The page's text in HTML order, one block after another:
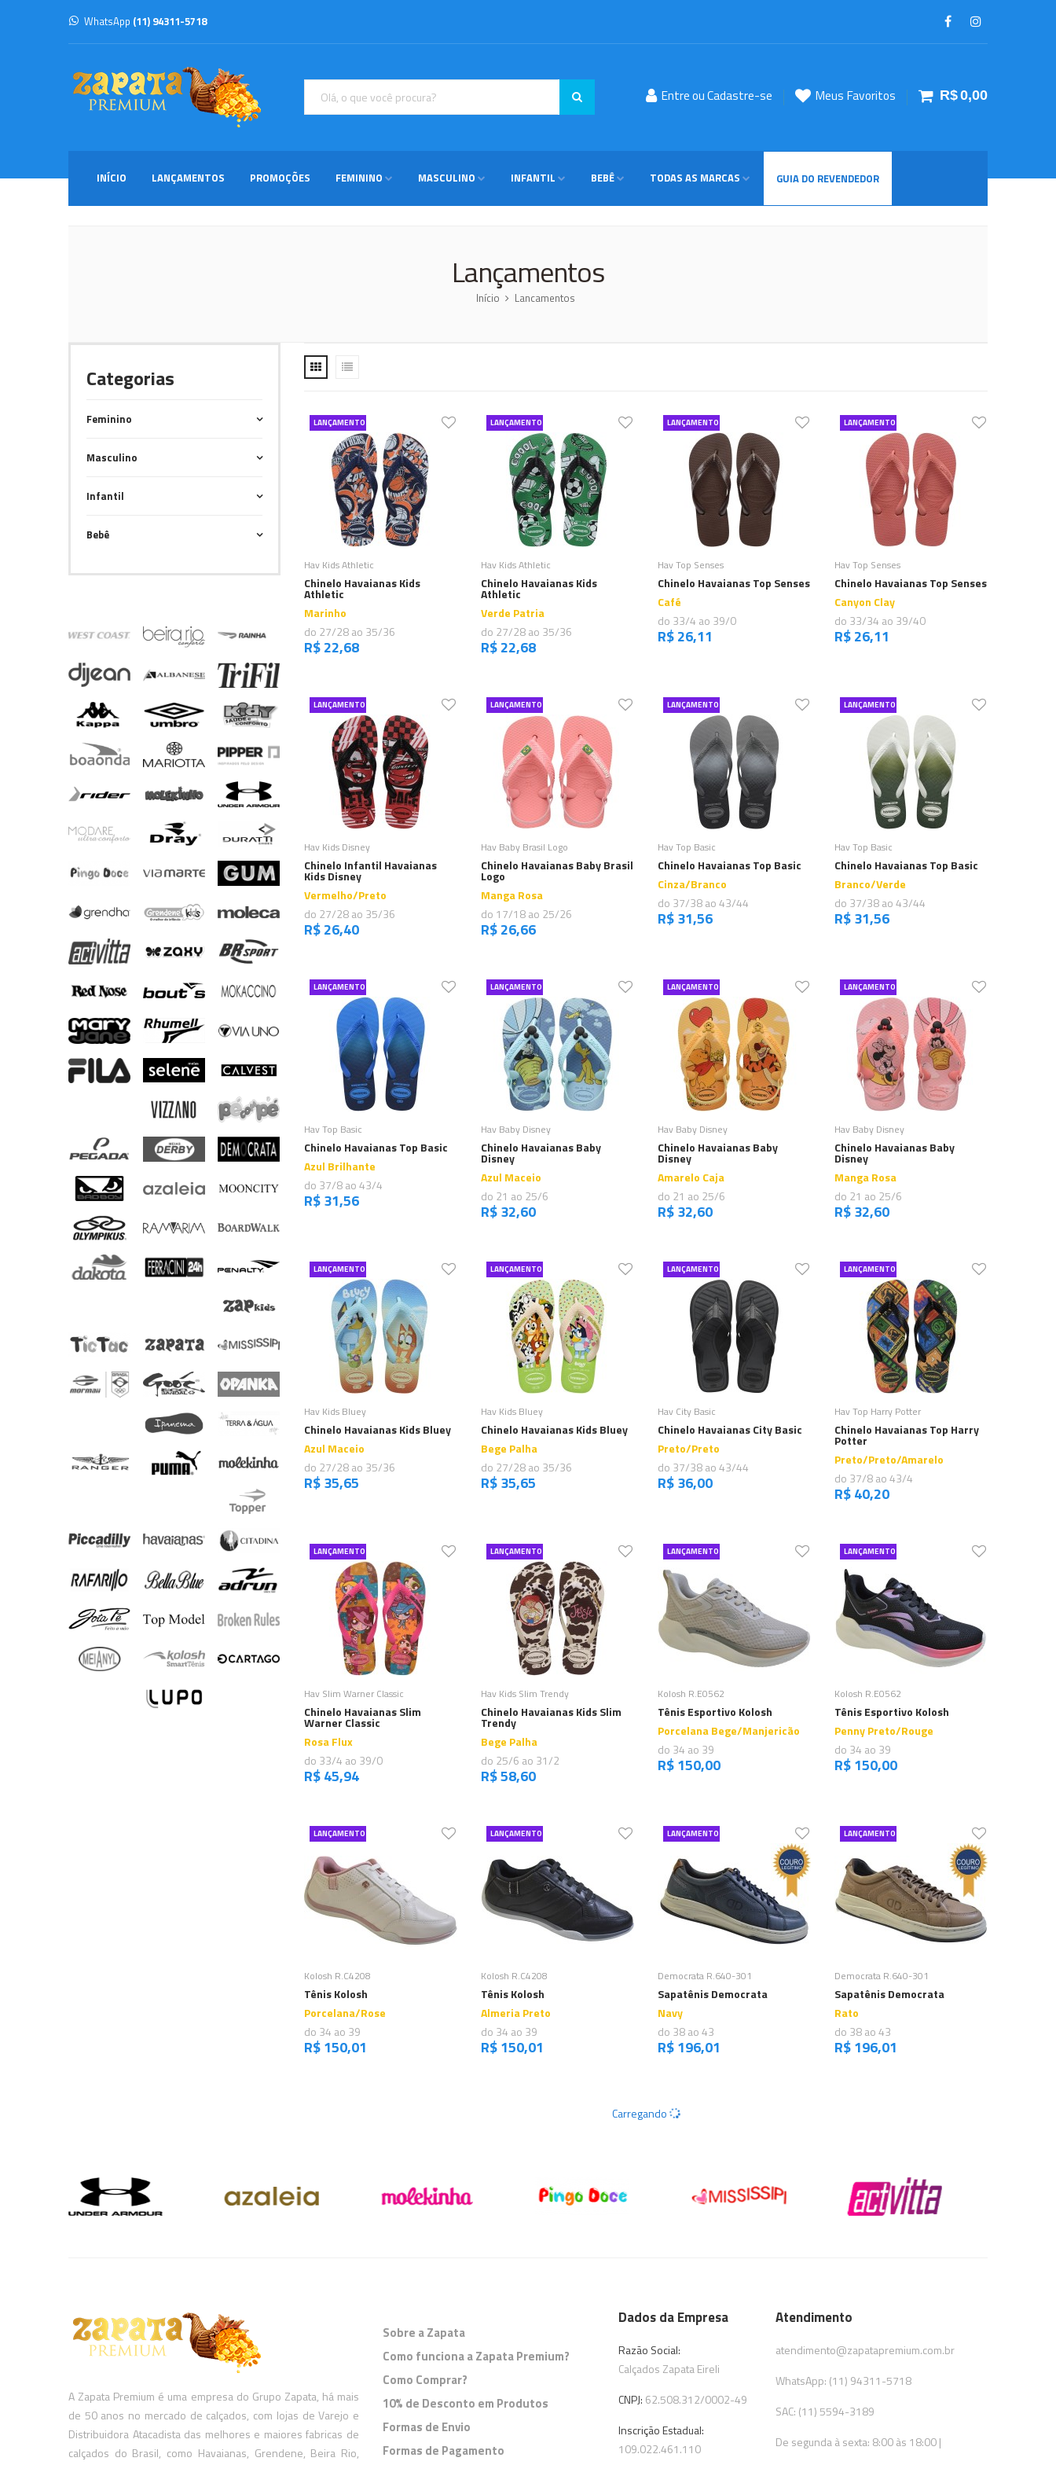
WhatsApp (11) 94311-5718
Entre ou Cadastre-se Meus Favoritos R$0,00
INÍCIO LANÇAMENTOS PROMOÇÕES FEMININO MASCULINO INFANTIL BEBÊ TODAS AS MARCAS GUIA DO REVENDEDOR
Lançamentos
Início Lancamentos
LANÇAMENTO
Comprar
Hav Kids Athletic
Chinelo Havaianas Kids
Athletic
Marinho
do 27/28 ao 35/36
R$ 22,68
LANÇAMENTO
Comprar
Hav Kids Athletic
Chinelo Havaianas Kids
Athletic
Verde Patria
do 27/28 ao 35/36
R$ 22,68
LANÇAMENTO
Hav Top Senses
Chinelo Havaianas Top Senses
Café
do 33/4 ao 39/0
R$ 26,11
LANÇAMENTO
Hav Top Senses
Chinelo Havaianas Top Senses
Canyon Clay
do 33/34 ao 39/40
R$ 26,11
LANÇAMENTO
Comprar
Hav Kids Disney
Chinelo Infantil Havaianas
Kids Disney
Vermelho/Preto
do 27/28 ao 35/36
R$ 26,40
LANÇAMENTO
Comprar
Hav Baby Brasil Logo
Chinelo Havaianas Baby Brasil
Logo
Manga Rosa
do 17/18 ao 25/26
R$ 26,66
LANÇAMENTO
Comprar
Hav Top Basic
Chinelo Havaianas Top Basic
Cinza/Branco
do 37/38 ao 43/44
R$ 31,56
LANÇAMENTO
Comprar
Hav Top Basic
Chinelo Havaianas Top Basic
Branco/Verde
do 37/38 ao 43/44
R$ 31,56
LANÇAMENTO
Comprar
Hav Top Basic
Chinelo Havaianas Top Basic
Azul Brilhante
do 37/8 ao 43/4
R$ 31,56
LANÇAMENTO
Comprar
Hav Baby Disney
Chinelo Havaianas Baby
Disney
Azul Maceio
do 21 ao 25/6
R$ 32,60
LANÇAMENTO
Comprar
Hav Baby Disney
Chinelo Havaianas Baby
Disney
Amarelo Caja
do 21 ao 25/6
R$ 32,60
LANÇAMENTO
Comprar
Hav Baby Disney
Chinelo Havaianas Baby
Disney
Manga Rosa
do 21 ao 25/6
R$ 32,60
LANÇAMENTO
Comprar
Hav Kids Bluey
Chinelo Havaianas Kids Bluey
Azul Maceio
do 27/28 ao 35/36
R$ 35,65
LANÇAMENTO
Comprar
Hav Kids Bluey
Chinelo Havaianas Kids Bluey
Bege Palha
do 27/28 ao 35/36
R$ 35,65
LANÇAMENTO
Comprar
Hav City Basic
Chinelo Havaianas City Basic
Preto/Preto
do 37/38 ao 43/44
R$ 36,00
LANÇAMENTO
Comprar
Hav Top Harry Potter
Chinelo Havaianas Top Harry
Potter
Preto/Preto/Amarelo
do 37/8 ao 43/4
R$ 40,20
LANÇAMENTO
Comprar
Hav Slim Warner Classic
Chinelo Havaianas Slim
Warner Classic
Rosa Flux
do 33/4 ao 39/0
R$ 45,94
LANÇAMENTO
Comprar
Hav Kids Slim Trendy
Chinelo Havaianas Kids Slim
Trendy
Bege Palha
do 25/6 ao 31/2
R$ 58,60
LANÇAMENTO
Comprar
Kolosh R.E0562
Tênis Esportivo Kolosh
Porcelana Bege/Manjericão
do 34 ao 39
R$ 150,00
LANÇAMENTO
Comprar
Kolosh R.E0562
Tênis Esportivo Kolosh
Penny Preto/Rouge
do 34 ao 39
R$ 150,00
LANÇAMENTO
Comprar
Kolosh R.C4208
Tênis Kolosh
Porcelana/Rose
do 34 ao 39
R$ 150,01
LANÇAMENTO
Comprar
Kolosh R.C4208
Tênis Kolosh
Almeria Preto
do 34 ao 39
R$ 150,01
LANÇAMENTO
Comprar
Democrata R.640-301
Sapatênis Democrata
Navy
do 38 ao 43
R$ 196,01
LANÇAMENTO
Comprar
Democrata R.640-301
Sapatênis Democrata
Rato
do 38 ao 43
R$ 196,01
Carregando
Categorias
Feminino
Masculino
Infantil
Bebê
A Zapata Premium é uma empresa do Grupo Zapata, há mais
de 50 anos no mercado de calçados, com lojas de Varejo e
Distribuidora Atacadista das melhores e maiores fabricas de
calçados do Brasil, como Havaianas, Grendene, Beira Rio,
Sobre a Zapata
Como funciona a Zapata Premium?
Como Comprar?
10% de Desconto em Produtos
Formas de Envio
Formas de Pagamento
Dados da Empresa
Razão Social:
Calçados Zapata Eireli
CNPJ: 62.508.312/0002-49
Inscrição Estadual:
109.022.461.110
Atendimento
atendimento@zapatapremium.com.br
WhatsApp: (11) 94311-5718
SAC: (11) 5594-3189
De segunda à sexta: 8:00 às 18:00 |